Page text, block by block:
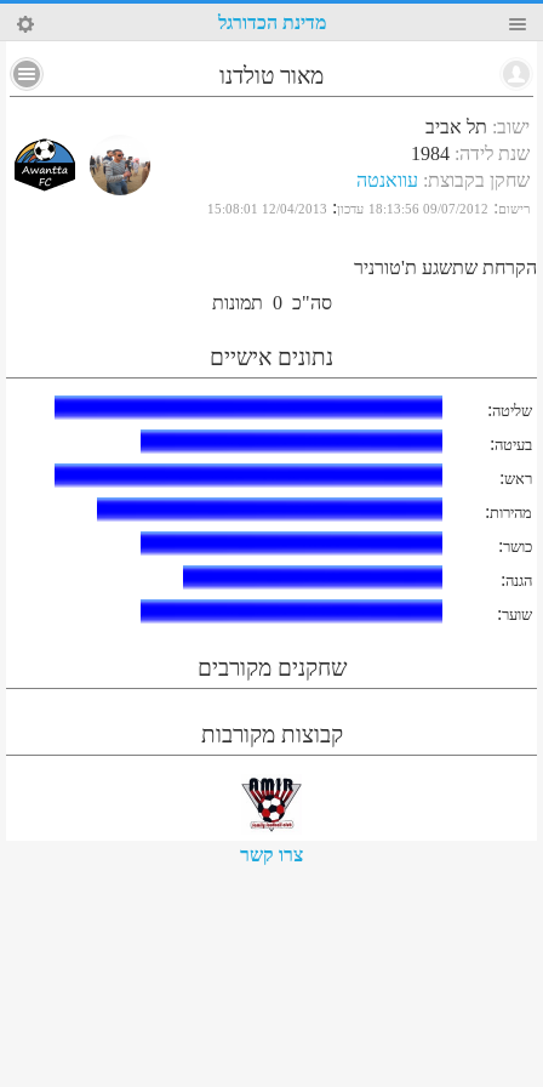
34 מדינת הכדורגל
מאור טולדנו
ישוב: תל אביב
שנת לידה:
1984
שחקן בקבוצת: עוואנטה
רישום:
09/07/2012 18:13:56 עדכון:
12/04/2013 15:08:01
הקרחת שתשגע ת'טורניר
סה"כ 0 תמונות
נתונים אישיים
שליטה:
בעיטה:
ראש:
מהירות:
כושר:
הגנה:
שוער:
שחקנים מקורבים
קבוצות מקורבות
צרו קשר